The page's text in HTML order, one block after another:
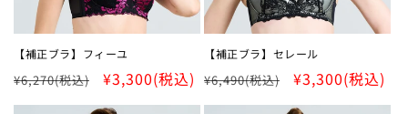
【補正ブラ】フィーユ
通
常
¥6,270(税込) SALE
¥3,300(税込)
【補正ブラ】セレール
通
常
¥6,490(税込) SALE
¥3,300(税込)